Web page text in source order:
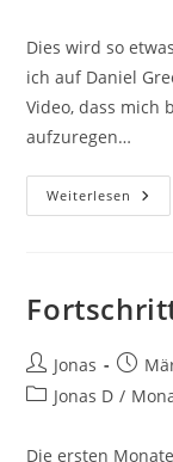
Dies wird so
ich auf Daniel
Video, dass mich
aufzuregen…
Weiterlesen
Jonas
Jonas D /
Die ersten